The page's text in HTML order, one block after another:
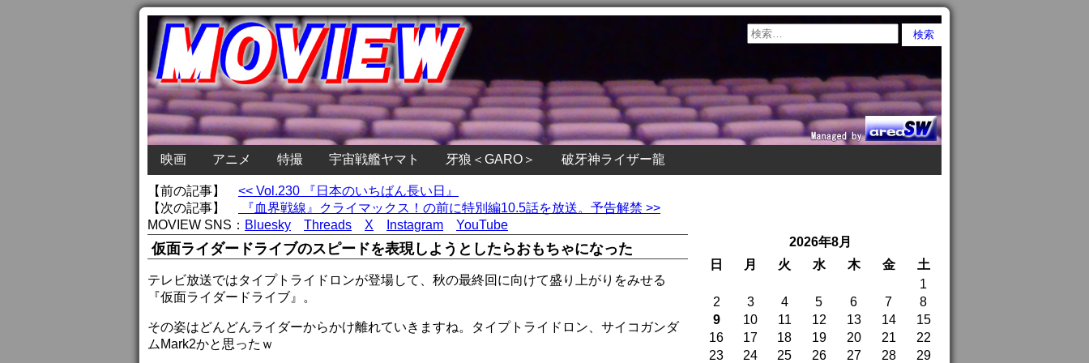
映画 アニメ 特撮 宇宙戦艦ヤマト 牙狼＜GARO＞ 破牙神ライザー龍
【前の記事】 << Vol.230 『日本のいちばん長い日』
【次の記事】
『血界戦線』クライマックス！の前に特別編10.5話を放送。予告解禁 >>
MOVIEW SNS： Bluesky Threads X Instagram YouTube
仮面ライダードライブのスピードを表現しようとしたらおもちゃになった
テレビ放送ではタイプトライドロンが登場して、秋の最終回に向けて盛り上がりをみせる
『仮面ライダードライブ』。
その姿はどんどんライダーからかけ離れていきますね。タイプトライドロン、サイコガンダ
ムMark2かと思ったｗ
2026年8月
日
月 火 水 木 金
土
1
2
3 4 5 6 7
8
9
10 11 12 13 14
15
16
17 18 19 20 21
22
23
24 25 26 27 28 29